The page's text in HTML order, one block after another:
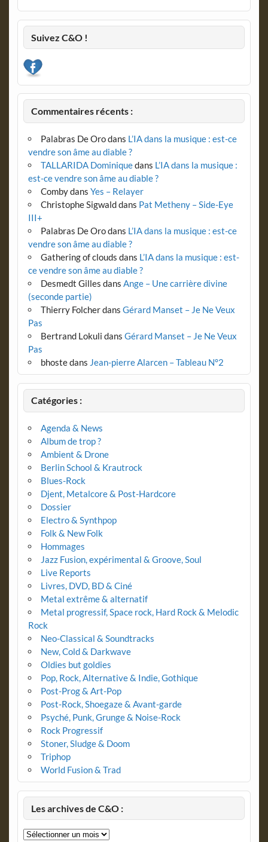
Suivez C&O !
Commentaires récents :
Palabras De Orodans L’IA dans la musique : est-ce
vendre son âme au diable ?
TALLARIDA Dominiquedans L’IA dans la musique :
est-ce vendre son âme au diable ?
Combydans Yes – Relayer
Christophe Sigwalddans Pat Metheny – Side-Eye
III+
Palabras De Orodans L’IA dans la musique : est-ce
vendre son âme au diable ?
Gathering of clouds dans L’IA dans la musique : est-
ce vendre son âme au diable ?
Desmedt Gilles dans Ange – Une carrière divine
(seconde partie)
Thierry Folcherdans Gérard Manset – Je Ne Veux
Pas
Bertrand Lokuli dans Gérard Manset – Je Ne Veux
Pas
bhostedans Jean-pierre Alarcen – Tableau N°2
Catégories :
Agenda & News
Album de trop ?
Ambient & Drone
Berlin School & Krautrock
Blues-Rock
Djent, Metalcore & Post-Hardcore
Dossier
Electro & Synthpop
Folk & New Folk
Hommages
Jazz Fusion, expérimental & Groove, Soul
Live Reports
Livres, DVD, BD & Ciné
Metal extrême & alternatif
Metal progressif, Space rock, Hard Rock & Melodic
Rock
Neo-Classical & Soundtracks
New, Cold & Darkwave
Oldies but goldies
Pop, Rock, Alternative & Indie, Gothique
Post-Prog & Art-Pop
Post-Rock, Shoegaze & Avant-garde
Psyché, Punk, Grunge & Noise-Rock
Rock Progressif
Stoner, Sludge & Doom
Triphop
World Fusion & Trad
Les archives de C&O :
Les